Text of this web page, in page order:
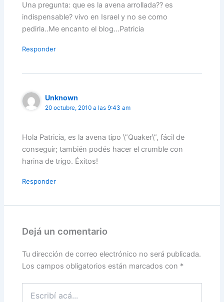
Una pregunta: que es la avena arrollada?? es
indispensable? vivo en Israel y no se como
pedirla..Me encanto el blog…Patricia
Responder
Unknown
20 octubre, 2010 a las 9:43 am
Hola Patricia, es la avena tipo \”Quaker\”, fácil de
conseguir; también podés hacer el crumble con
harina de trigo. Éxitos!
Responder
Dejá un comentario
Tu dirección de correo electrónico no será publicada.
Los campos obligatorios están marcados con *
acá...